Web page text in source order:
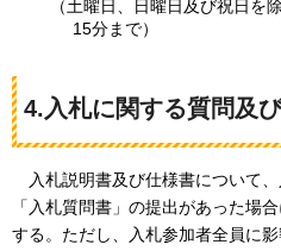
（土曜日、日曜日及び祝日を
15分まで）
4.入札に関する質問及
入札説明書及び仕様書について
「入札質問書」の提出があった場
する。ただし、入札参加者全員に